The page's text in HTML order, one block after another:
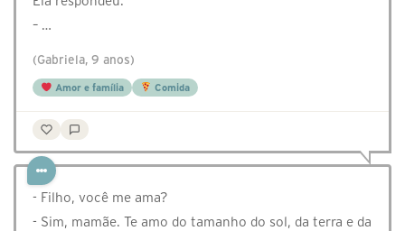
– …
(Gabriela, 9 anos)
Amor e família Comida
- Filho, você me ama?
- Sim, mamãe. Te amo do tamanho do sol, da terra e da